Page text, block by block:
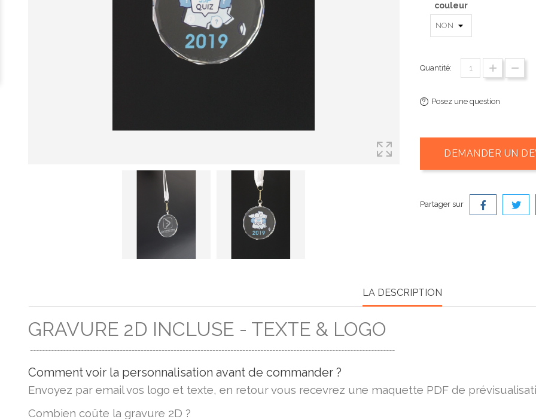
couleur
Quantité:
Posez une question
DEMANDER UN
Partager sur
LA DESCRIPTION
GRAVURE 2D INCLUSE - TEXTE & LOGO
--------------------------------------------------------------------------------------------------------------------------
Comment voir la personnalisation avant de commander ?
Envoyez par email vos logo et texte, en retour vous recevrez une maquette PDF de
Combien coûte la gravure 2D ?